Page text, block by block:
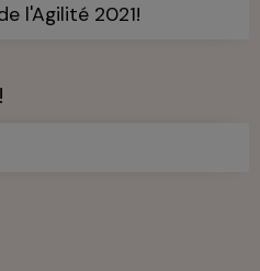
l'Agilité 2021!